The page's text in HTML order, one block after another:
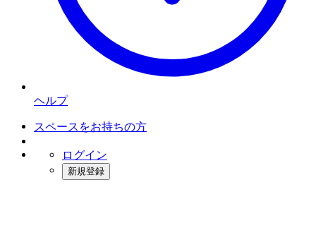
ヘルプ
スペースをお持ちの方
ログイン
新規登録